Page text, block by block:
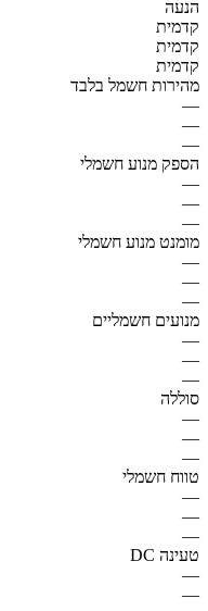
הנעה
קדמית
קדמית
קדמית
מהירות חשמל בלבד
—
—
—
הספק מנוע חשמלי
—
—
—
מומנט מנוע חשמלי
—
—
—
מנועים חשמליים
—
—
—
סוללה
—
—
—
טווח חשמלי
—
—
—
טעינה DC
—
—